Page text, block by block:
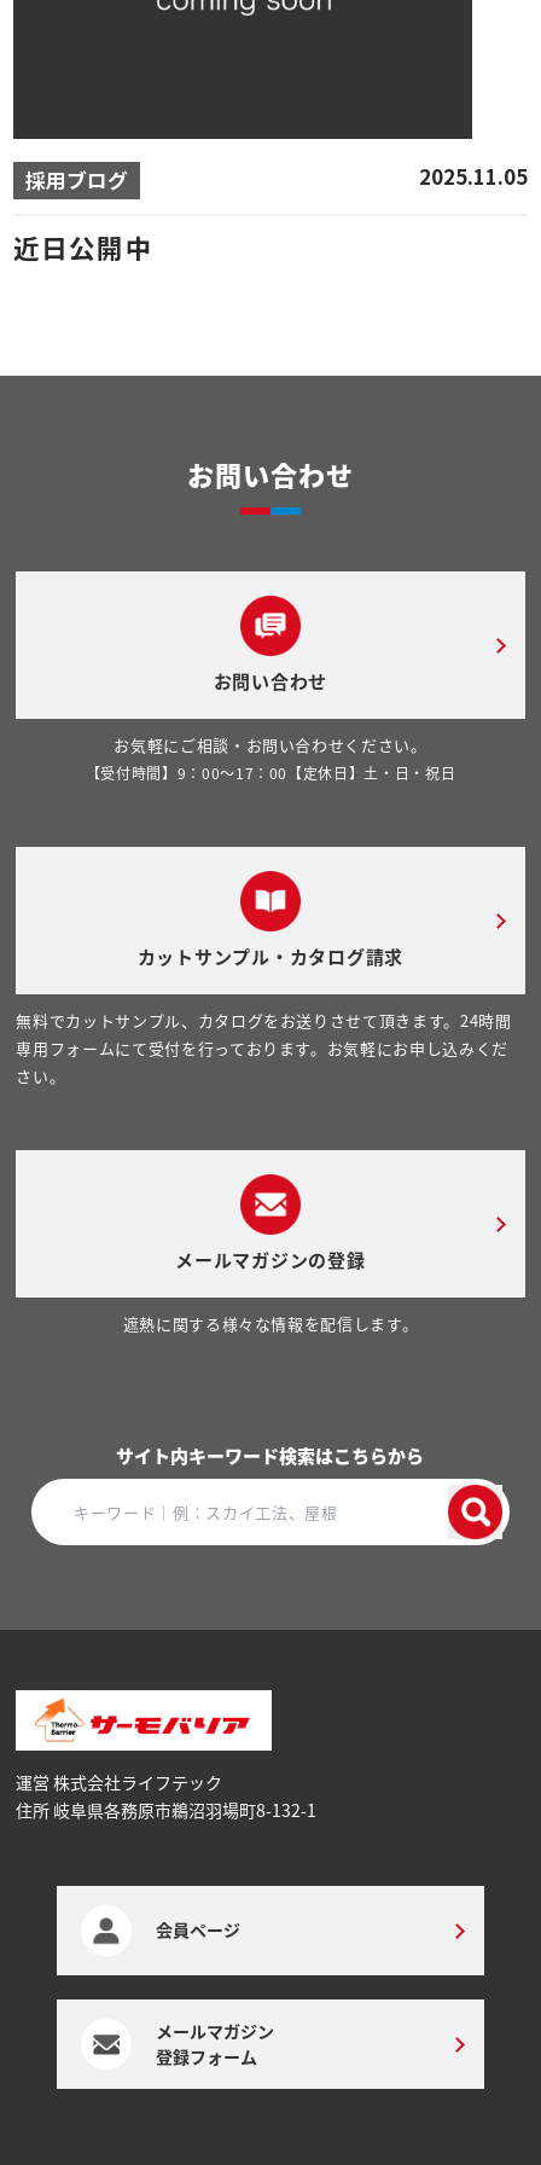
採用ブログ 2025.11.05
近日公開中
お問い合わせ
お問い合わせ
お気軽にご相談・お問い合わせください。
【受付時間】9：00～17：00【定休日】土・日・祝日
カットサンプル・カタログ請求
無料でカットサンプル、カタログをお送りさせて頂きます。24時間
専用フォームにて受付を行っております。お気軽にお申し込みくだ
さい。
メールマガジンの登録
遮熱に関する様々な情報を配信します。
サイト内キーワード検索はこちらから
運営 株式会社ライフテック
住所 岐阜県各務原市鵜沼⽻場町8-132-1
会員ページ
メールマガジン
登録フォーム